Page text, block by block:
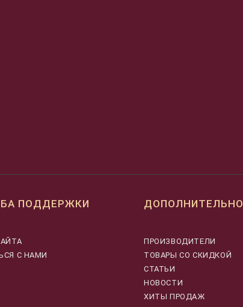
ПОДДЕРЖКИ
С НАМИ
ДОПОЛНИТЕЛЬНО
ПРОИЗВОДИТЕЛИ
ТОВАРЫ СО СКИДКОЙ
СТАТЬИ
НОВОСТИ
ХИТЫ ПРОДАЖ